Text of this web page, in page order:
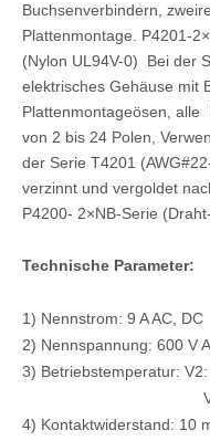
Buchsenverbindern,
Plattenmontage. P4201-
(Nylon UL94V-0) Bei der
elektrisches Gehäuse mit
Plattenmontageösen, alle
von 2 bis 24 Polen,
der Serie T4201
verzinnt und vergoldet
P4200- 2×NB-Serie
Technische Parameter:
1) Nennstrom: 9 A AC, DC
2) Nennspannung: 600 V
3) Betriebstemperatur:
V0: -40 °C
4) Kontaktwiderstand: 10